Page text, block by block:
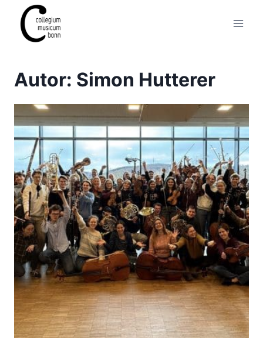
Autor: Simon Hutterer